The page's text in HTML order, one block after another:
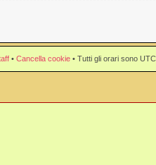
• Cancella cookie • Tutti gli orari sono